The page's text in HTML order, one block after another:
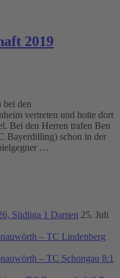
2019
den
vertreten und holte dort
Bei den Herren trafen Ben
Bayerdilling) schon in der
…
Südliga 1 Damen 25. Juli
– TC Lindenberg
– TC Schongau 8:1